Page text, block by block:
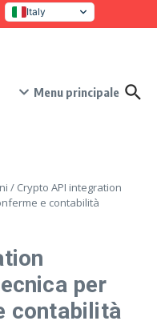
novanta giorni per crescita e
Italy
United States
Menu principale
/ Crypto API integration
e contabilità
per
contabilità